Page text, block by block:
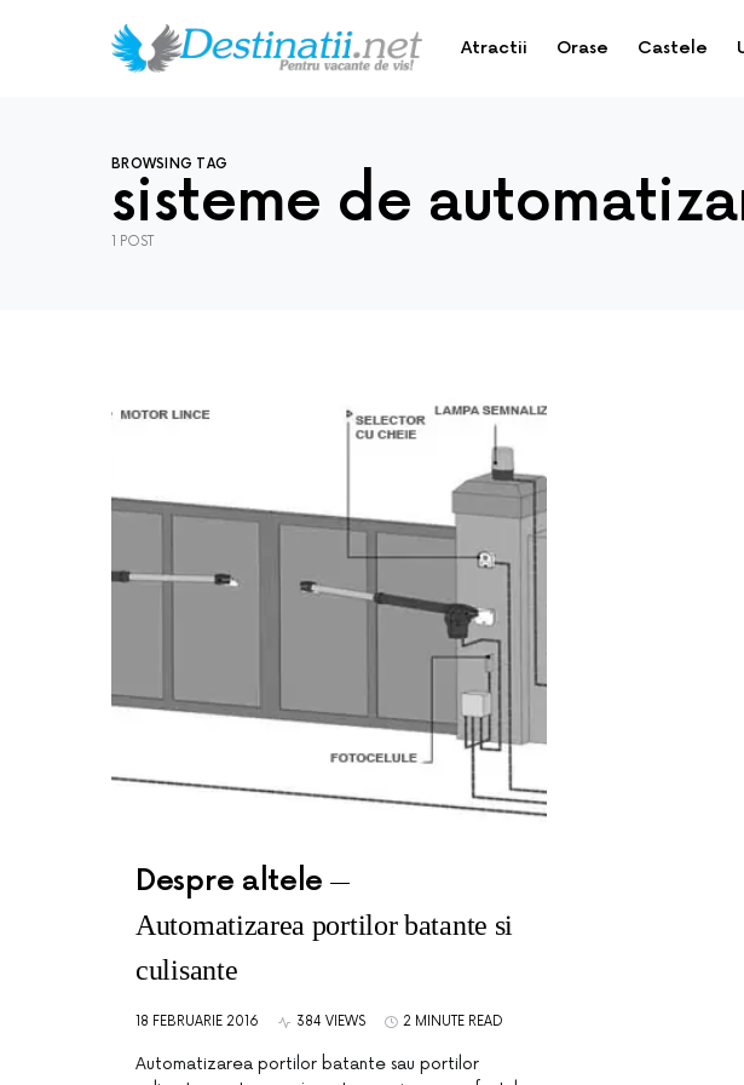
Atractii Orase Castele
BROWSING TAG
sisteme de
1 POST
Despre altele
Automatizarea portilor batante si
culisante
18 FEBRUARIE 2016 384 VIEWS 2 MINUTE READ
Automatizarea portilor batante sau portilor